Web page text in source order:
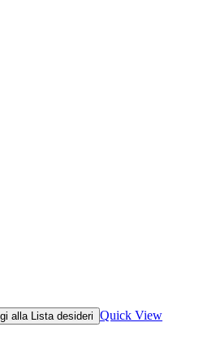
alla Lista desideri
Quick View